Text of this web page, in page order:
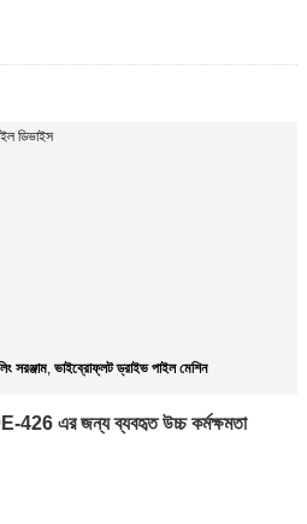
ডিভাইস
সরঞ্জাম, ভাইব্রোফ্লট ড্রাইভ পাইল মেশিন
426 এর জন্য ব্যবহৃত উচ্চ কর্মক্ষমতা